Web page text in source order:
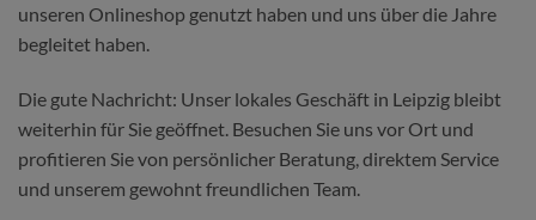
unseren Onlineshop genutzt haben und uns über die Jahre
begleitet haben.
Die gute Nachricht: Unser lokales Geschäft in Leipzig bleibt
weiterhin für Sie geöffnet. Besuchen Sie uns vor Ort und
profitieren Sie von persönlicher Beratung, direktem Service
und unserem gewohnt freundlichen Team.